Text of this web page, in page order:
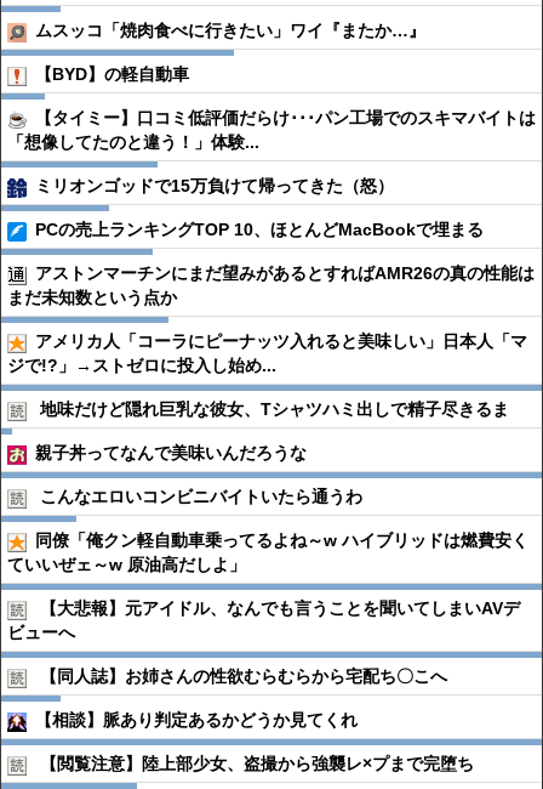
ムスッコ「焼肉食べに行きたい」ワイ『またか…』
【BYD】の軽自動車
【タイミー】口コミ低評価だらけ･･･パン工場でのスキマバイトは
「想像してたのと違う！」体験...
ミリオンゴッドで15万負けて帰ってきた（怒）
PCの売上ランキングTOP 10、ほとんどMacBookで埋まる
アストンマーチンにまだ望みがあるとすればAMR26の真の性能は
まだ未知数という点か
アメリカ人「コーラにピーナッツ入れると美味しい」日本人「マ
ジで!?」→ストゼロに投入し始め...
地味だけど隠れ巨乳な彼女、Tシャツハミ出しで精子尽きるま
親子丼ってなんで美味いんだろうな
こんなエロいコンビニバイトいたら通うわ
同僚「俺クン軽自動車乗ってるよね～w ハイブリッドは燃費安く
ていいぜェ～w 原油高だしよ」
【大悲報】元アイドル、なんでも言うことを聞いてしまいAVデ
ビューへ
【同人誌】お姉さんの性欲むらむらから宅配ち〇こへ
【相談】脈あり判定あるかどうか見てくれ
【閲覧注意】陸上部少女、盗撮から強襲レ×プまで完堕ち